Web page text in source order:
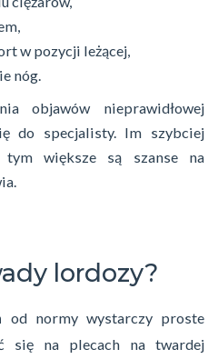
w pozycji leżącej,
nóg.
objawów nieprawidłowej
do specjalisty. Im szybciej
tym większe są szanse na
lordozy?
od normy wystarczy proste
się na plecach na twardej